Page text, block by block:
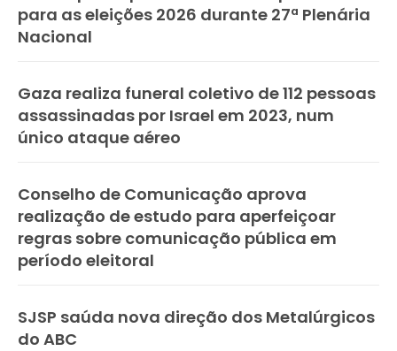
para as eleições 2026 durante 27ª Plenária
Nacional
Gaza realiza funeral coletivo de 112 pessoas
assassinadas por Israel em 2023, num
único ataque aéreo
Conselho de Comunicação aprova
realização de estudo para aperfeiçoar
regras sobre comunicação pública em
período eleitoral
SJSP saúda nova direção dos Metalúrgicos
do ABC